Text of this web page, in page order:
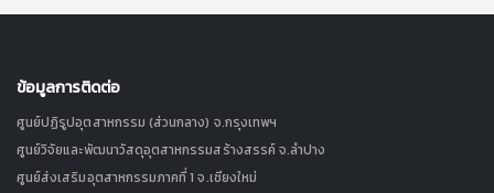
ข้อมูลการติดต่อ
ศูนย์ปฏิรูปอุตสาหกรรม (ส่วนกลาง) จ.กรุงเทพฯ
ศูนย์วิจัยและพัฒนาวัสดุอุตสาหกรรมสร้างสรรค์ จ.ลำปาง
ศูนย์ส่งเสริมอุตสาหกรรมภาคที่ 1 จ.เชียงใหม่